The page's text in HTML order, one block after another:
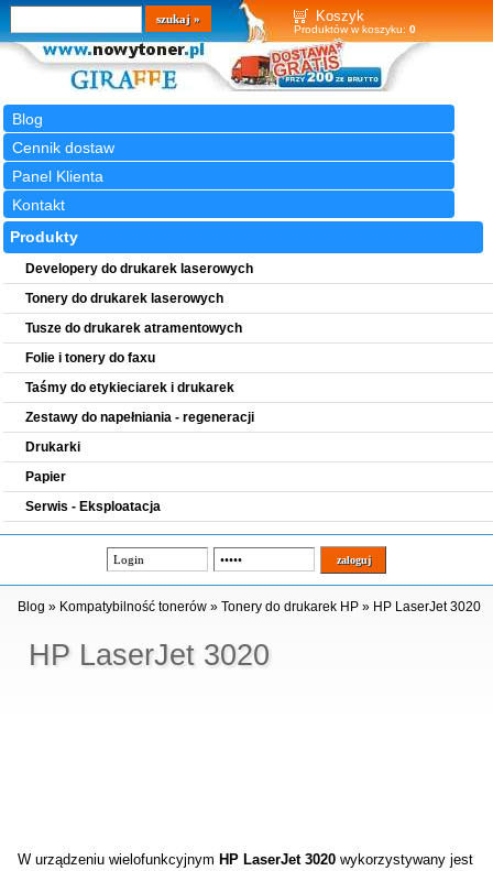
Koszyk
Produktów w koszyku: 0
Blog
Cennik dostaw
Panel Klienta
Kontakt
Wyszukiwarka
szukaj
Produkty
Developery do drukarek laserowych
Tonery do drukarek laserowych
Tusze do drukarek atramentowych
Folie i tonery do faxu
Taśmy do etykieciarek i drukarek
Zestawy do napełniania - regeneracji
Drukarki
Papier
Serwis - Eksploatacja
HP LaserJet 3020
Blog » Kompatybilność tonerów »Tonery do drukarek HP » HP LaserJet 3020
W urządzeniu wielofunkcyjnym HP LaserJet 3020wykorzystywany jest